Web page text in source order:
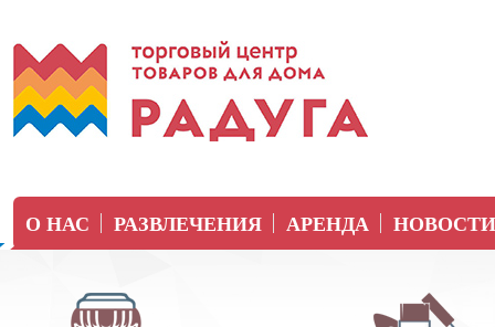
О НАС РАЗВЛЕЧЕНИЯ АРЕНДА НОВОСТИ